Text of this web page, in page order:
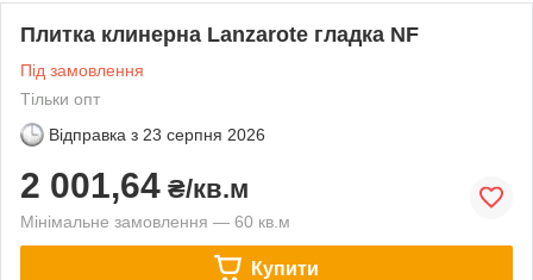
Плитка клинерна Lanzarote гладка NF
Під замовлення
Тільки опт
Відправка з 23 серпня 2026
2 001,64 ₴/кв.м
Мінімальне замовлення — 60 кв.м
Купити